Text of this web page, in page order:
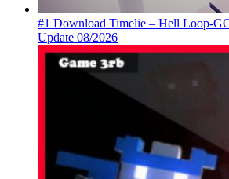
#1 Download Timelie – Hell Loop-
Update 08/2026